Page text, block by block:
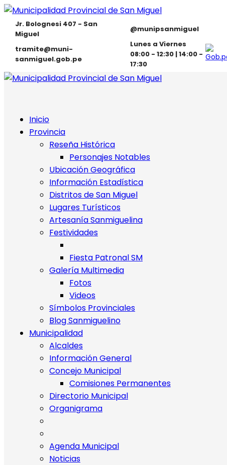
Jr. Bolognesi 407 - San
Miguel
@munipsanmiguel
tramite@muni-
sanmiguel.gob.pe
Lunes a Viernes
08:00 - 12:30 | 14:00 -
17:30
Inicio
Provincia
Reseña Histórica
Personajes Notables
Ubicación Geográfica
Información Estadística
Distritos de San Miguel
Lugares Turísticos
Artesanía Sanmiguelina
Festividades
Fiesta Patronal SM
Galería Multimedia
Fotos
Videos
Símbolos Provinciales
Blog Sanmiguelino
Municipalidad
Alcaldes
Información General
Concejo Municipal
Comisiones Permanentes
Directorio Municipal
Organigrama
Agenda Municipal
Noticias